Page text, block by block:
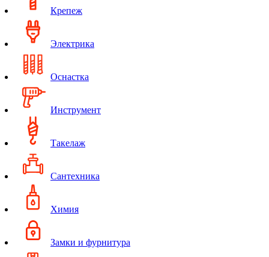
Крепеж
Электрика
Оснастка
Инструмент
Такелаж
Сантехника
Химия
Замки и фурнитура